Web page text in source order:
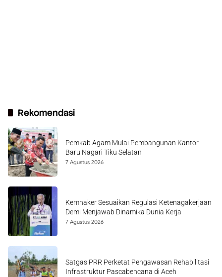
Rekomendasi
Pemkab Agam Mulai Pembangunan Kantor
Baru Nagari Tiku Selatan
7 Agustus 2026
Kemnaker Sesuaikan Regulasi Ketenagakerjaan
Demi Menjawab Dinamika Dunia Kerja
7 Agustus 2026
Satgas PRR Perketat Pengawasan Rehabilitasi
Infrastruktur Pascabencana di Aceh